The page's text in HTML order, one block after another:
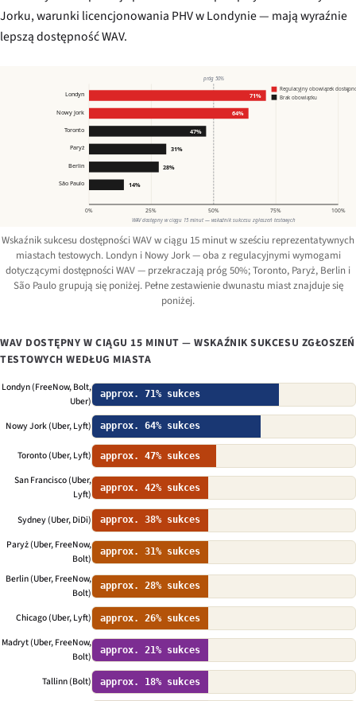
Jorku, warunki licencjonowania PHV w Londynie — mają wyraźnie
lepszą dostępność WAV.
próg 50%
0% 25% 50% 75% 100%
WAV dostępny w ciągu 15 minut — wskaźnik sukcesu zgłoszeń testowych
Londyn
Nowy Jork
Toronto
Paryż
Berlin
São Paulo
71%
64%
47%
31%
28%
14%
Regulacyjny obowiązek
Brak obowiązku
Wskaźnik sukcesu dostępności WAV w ciągu 15 minut w sześciu reprezentatywnych
miastach testowych. Londyn i Nowy Jork — oba z regulacyjnymi wymogami
dotyczącymi dostępności WAV — przekraczają próg 50%; Toronto, Paryż, Berlin i
São Paulo grupują się poniżej. Pełne zestawienie dwunastu miast znajduje się
poniżej.
WAV DOSTĘPNY W CIĄGU 15 MINUT — WSKAŹNIK SUKCESU ZGŁOSZEŃ
TESTOWYCH WEDŁUG MIASTA
Londyn (FreeNow, Bolt,
Uber)
approx. 71% sukces
Nowy Jork (Uber, Lyft) approx. 64% sukces
Toronto (Uber, Lyft) approx. 47% sukces
San Francisco (Uber,
Lyft)
approx. 42% sukces
Sydney (Uber, DiDi) approx. 38% sukces
Paryż (Uber, FreeNow,
Bolt)
approx. 31% sukces
Berlin (Uber, FreeNow,
Bolt)
approx. 28% sukces
Chicago (Uber, Lyft) approx. 26% sukces
Madryt (Uber, FreeNow,
Bolt)
approx. 21% sukces
Tallinn (Bolt) approx. 18% sukces